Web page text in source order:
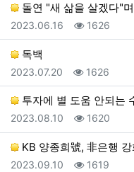
돌연 "새 삶을 살겠다"
등록일
2023.06.16 조회
1626
독백
등록일
2023.07.20 조회
1626
투자에 별 도움 안되는
등록일
2023.08.10 조회
1620
KB 양종희號, 非은행
등록일
2023.09.10 조회
1619